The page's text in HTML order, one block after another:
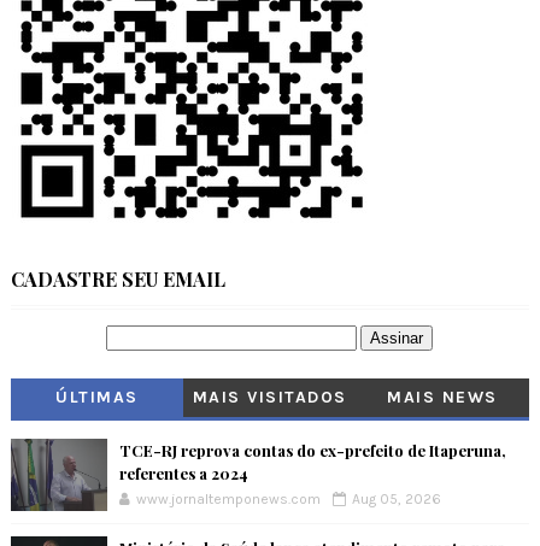
CADASTRE SEU EMAIL
ÚLTIMAS MAIS VISITADOS MAIS NEWS
TCE-RJ reprova contas do ex-prefeito de Itaperuna,
referentes a 2024
www.jornaltemponews.com Aug 05, 2026